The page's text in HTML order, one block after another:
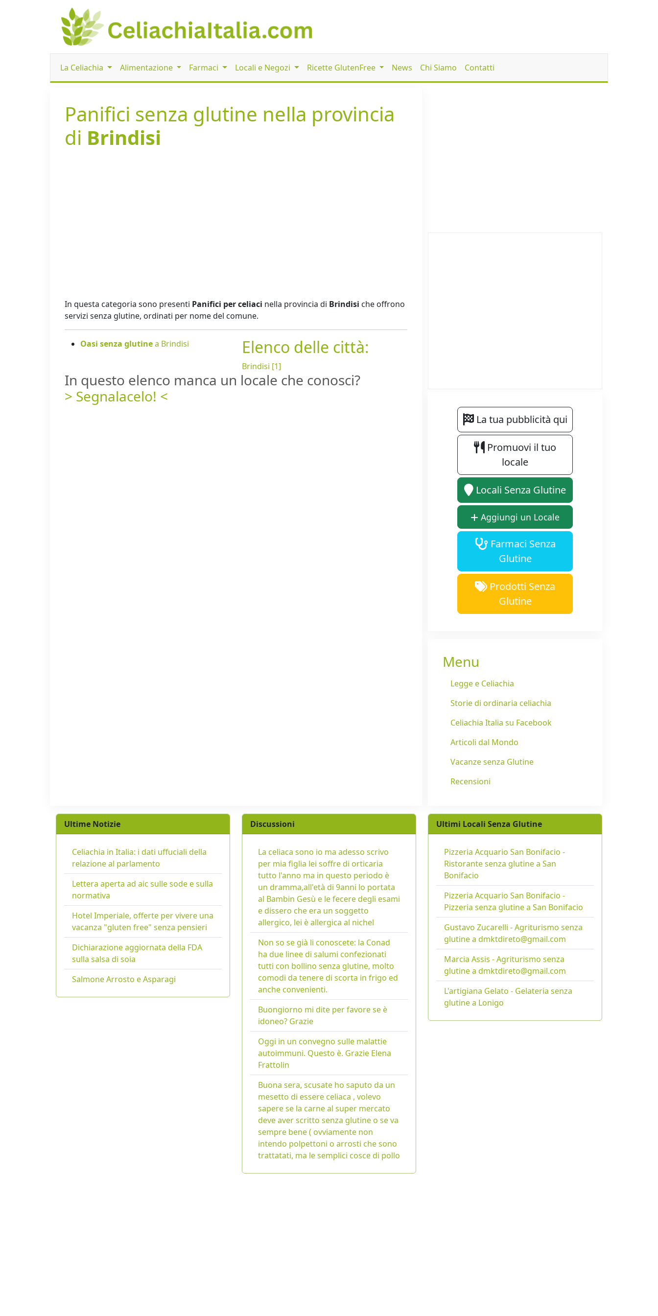
La Celiachia Alimentazione Farmaci Locali e Negozi Ricette GlutenFree News Chi Siamo Contatti
Panifici senza glutine nella provincia
di Brindisi
In questa categoria sono presenti Panifici per celiaci nella provincia di Brindisi che offrono
servizi senza glutine, ordinati per nome del comune.
Oasi senza glutinea Brindisi Elenco delle città:
Brindisi [1]
In questo elenco manca un locale che conosci?
> Segnalacelo! <
La tua pubblicità qui
Promuovi il tuo
locale
Locali Senza Glutine
Aggiungi un Locale
Farmaci Senza
Glutine
Prodotti Senza
Glutine
Menu
Legge e Celiachia
Storie di ordinaria celiachia
Celiachia Italia su Facebook
Articoli dal Mondo
Vacanze senza Glutine
Recensioni
Ultime Notizie
Celiachia in Italia: i dati uffuciali della
relazione al parlamento
Lettera aperta ad aic sulle sode e sulla
normativa
Hotel Imperiale, offerte per vivere una
vacanza "gluten free" senza pensieri
Dichiarazione aggiornata della FDA
sulla salsa di soia
Salmone Arrosto e Asparagi
Discussioni
La celiaca sono io ma adesso scrivo
per mia figlia lei soffre di orticaria
tutto l'anno ma in questo periodo è
un dramma,all'età di 9anni lo portata
al Bambin Gesù e le fecere degli esami
e dissero che era un soggetto
allergico, lei è allergica al nichel
Non so se già li conoscete: la Conad
ha due linee di salumi confezionati
tutti con bollino senza glutine, molto
comodi da tenere di scorta in frigo ed
anche convenienti.
Buongiorno mi dite per favore se è
idoneo? Grazie
Oggi in un convegno sulle malattie
autoimmuni. Questo è. Grazie Elena
Frattolin
Buona sera, scusate ho saputo da un
mesetto di essere celiaca , volevo
sapere se la carne al super mercato
deve aver scritto senza glutine o se va
sempre bene ( ovviamente non
intendo polpettoni o arrosti che sono
trattatati, ma le semplici cosce di pollo
Ultimi Locali Senza Glutine
Pizzeria Acquario San Bonifacio -
Ristorante senza glutine a San
Bonifacio
Pizzeria Acquario San Bonifacio -
Pizzeria senza glutine a San Bonifacio
Gustavo Zucarelli - Agriturismo senza
glutine a dmktdireto@gmail.com
Marcia Assis - Agriturismo senza
glutine a dmktdireto@gmail.com
L'artigiana Gelato - Gelateria senza
glutine a Lonigo